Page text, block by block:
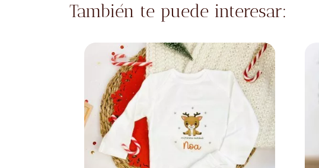
También te puede interesar: